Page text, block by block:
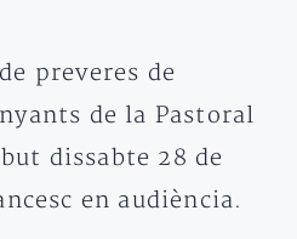
preveres de
de la Pastoral
dissabte 28 de
en audiència.